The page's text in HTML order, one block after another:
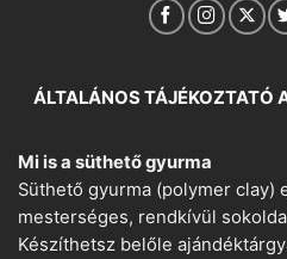
ÁLTALÁNOS TÁJÉKOZTATÓ
Mi is a süthető gyurma
Süthető gyurma (polymer clay)
mesterséges, rendkívül
Készíthetsz belőle